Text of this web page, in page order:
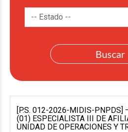
[P.S. 012-2026-MIDIS-PNPDS]
(01) ESPECIALISTA III DE
UNIDAD DE OPERACIONES Y